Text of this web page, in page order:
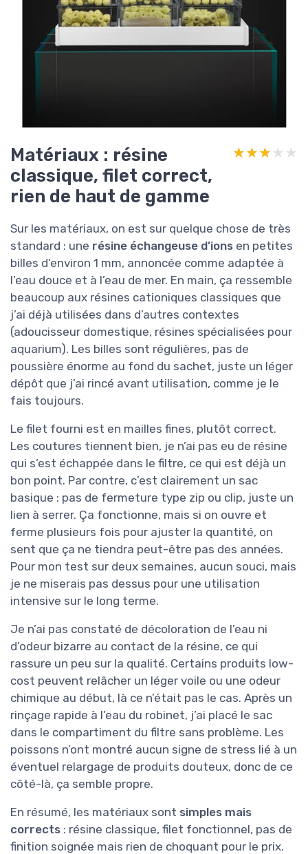
Matériaux : résine
classique, filet correct,
rien de haut de gamme
★★★★★
★★★★★
Sur les matériaux, on est sur quelque chose de très
standard : une résine échangeuse d’ions en petites
billes d’environ 1 mm, annoncée comme adaptée à
l’eau douce et à l’eau de mer. En main, ça ressemble
beaucoup aux résines cationiques classiques que
j’ai déjà utilisées dans d’autres contextes
(adoucisseur domestique, résines spécialisées pour
aquarium). Les billes sont régulières, pas de
poussière énorme au fond du sachet, juste un léger
dépôt que j’ai rincé avant utilisation, comme je le
fais toujours.
Le filet fourni est en mailles fines, plutôt correct.
Les coutures tiennent bien, je n’ai pas eu de résine
qui s’est échappée dans le filtre, ce qui est déjà un
bon point. Par contre, c’est clairement un sac
basique : pas de fermeture type zip ou clip, juste un
lien à serrer. Ça fonctionne, mais si on ouvre et
ferme plusieurs fois pour ajuster la quantité, on
sent que ça ne tiendra peut-être pas des années.
Pour mon test sur deux semaines, aucun souci, mais
je ne miserais pas dessus pour une utilisation
intensive sur le long terme.
Je n’ai pas constaté de décoloration de l’eau ni
d’odeur bizarre au contact de la résine, ce qui
rassure un peu sur la qualité. Certains produits low-
cost peuvent relâcher un léger voile ou une odeur
chimique au début, là ce n’était pas le cas. Après un
rinçage rapide à l’eau du robinet, j’ai placé le sac
dans le compartiment du filtre sans problème. Les
poissons n’ont montré aucun signe de stress lié à un
éventuel relargage de produits douteux, donc de ce
côté-là, ça semble propre.
En résumé, les matériaux sont simples mais
corrects : résine classique, filet fonctionnel, pas de
finition soignée mais rien de choquant pour le prix.